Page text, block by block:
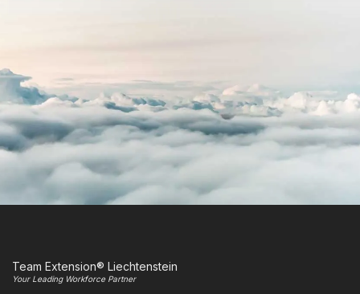
Team Extension® Liechtenstein
Your Leading Workforce Partner